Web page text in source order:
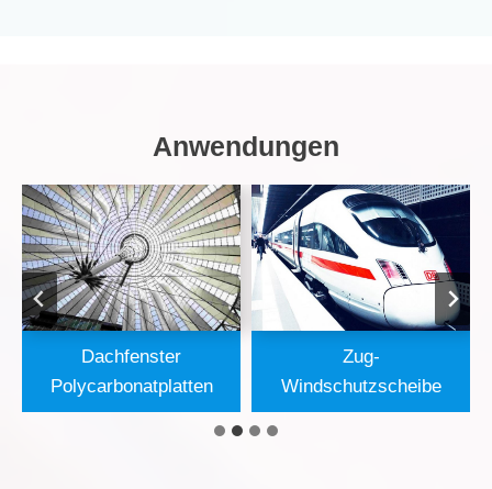
Anwendungen
Dachfenster
Polycarbonatplatten
Zug-
Windschutzscheibe